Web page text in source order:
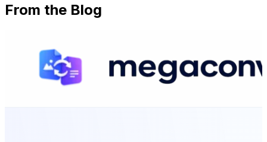
From the Blog